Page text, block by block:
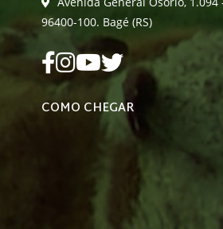
96400-100. Bagé (RS)
COMO CHEGAR